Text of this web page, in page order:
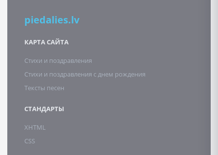
piedalies.lv
КАРТА САЙТА
Стихи и поздравления
Стихи и поздравления с днем рождения
Тексты песен
СТАНДАРТЫ
XHTML
CSS